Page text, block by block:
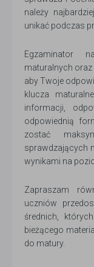
należy
unikać podczas
Egzaminator
maturalnych
aby Twoje
klucza
informacji,
odpowiednią
zostać
sprawdzających
wynikami na
Zapraszam
uczniów
średnich,
bieżącego
do matury.